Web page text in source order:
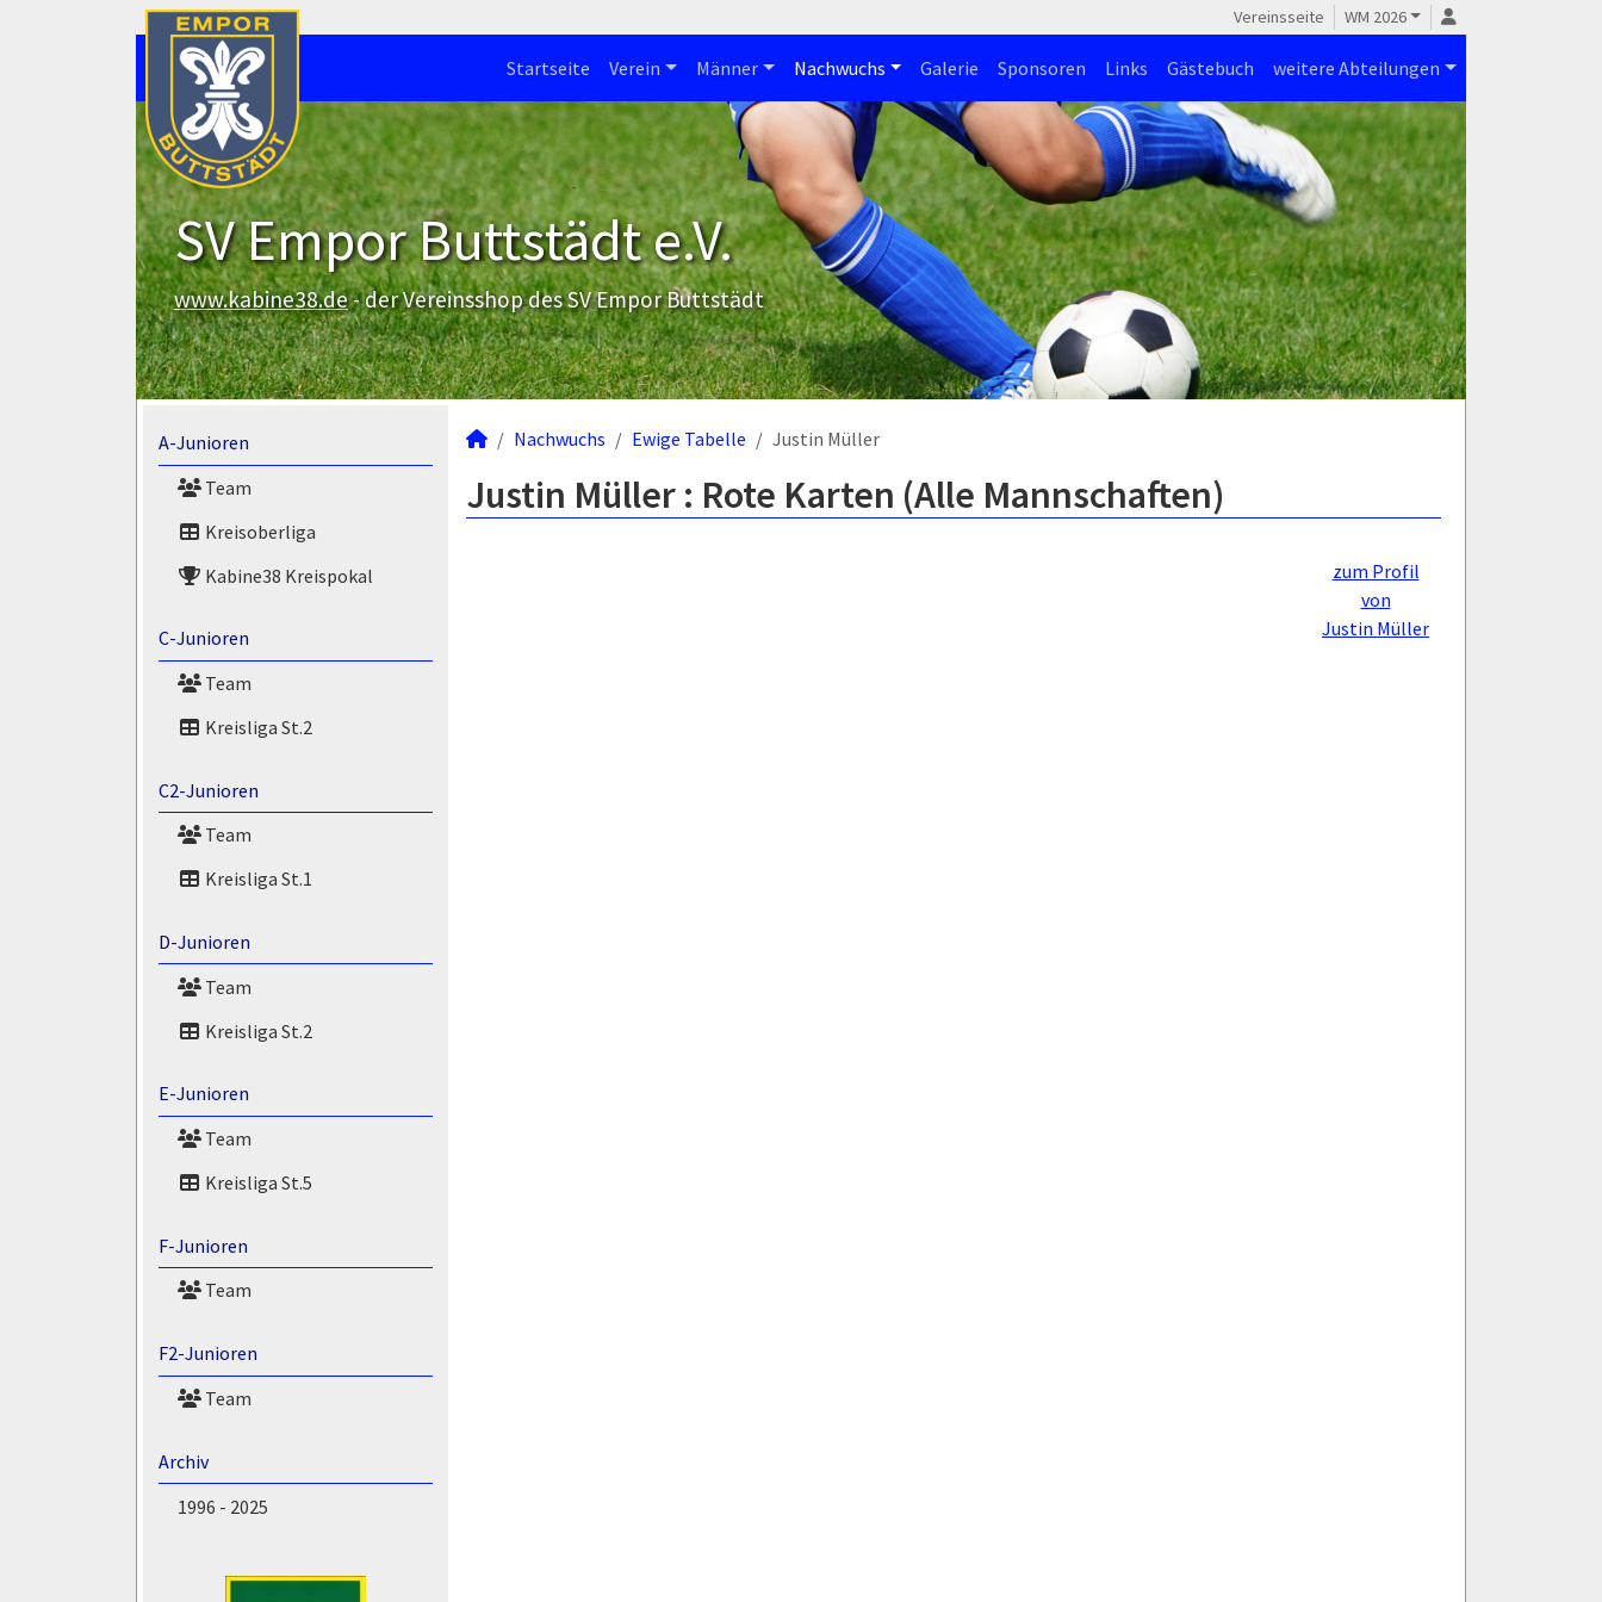
Vereinsseite WM 2026
Startseite Verein Männer Nachwuchs Galerie Sponsoren Links Gästebuch weitere Abteilungen
SV Empor Buttstädt e.V.
www.kabine38.de- der Vereinsshop des SV Empor Buttstädt
A-Junioren
Team
Kreisoberliga
Kabine38 Kreispokal
C-Junioren
Team
Kreisliga St.2
C2-Junioren
Team
Kreisliga St.1
D-Junioren
Team
Kreisliga St.2
E-Junioren
Team
Kreisliga St.5
F-Junioren
Team
F2-Junioren
Team
Archiv
1996 - 2025
Nachwuchs Ewige Tabelle Justin Müller
Justin Müller : Rote Karten (Alle Mannschaften)
zum Profil
von
Justin Müller